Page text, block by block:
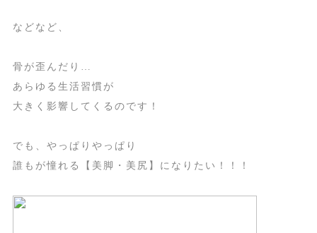
などなど、
骨が歪んだり…
あらゆる生活習慣が
大きく影響してくるのです！
でも、やっぱりやっぱり
誰もが憧れる【美脚・美尻】になりたい！！！